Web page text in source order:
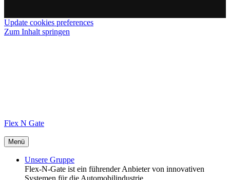
Update cookies preferences
Zum Inhalt springen
Flex N Gate
Menü
Unsere Gruppe
Flex-N-Gate ist ein führender Anbieter von innovativen
Systemen für die Automobilindustrie